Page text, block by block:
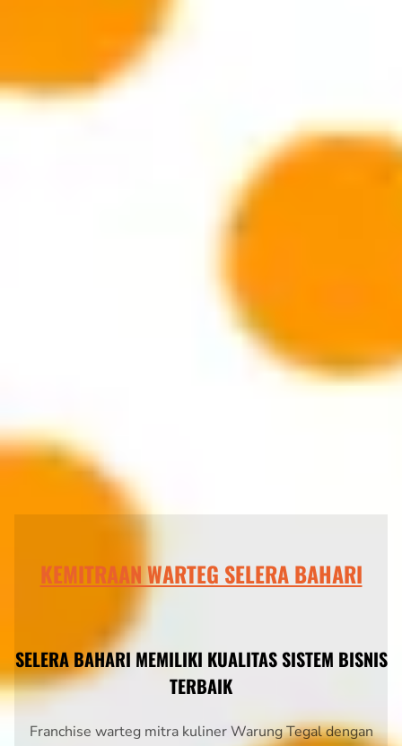
KEMITRAAN WARTEG SELERA BAHARI
SELERA BAHARI MEMILIKI KUALITAS SISTEM BISNIS
TERBAIK
Franchise warteg mitra kuliner Warung Tegal dengan